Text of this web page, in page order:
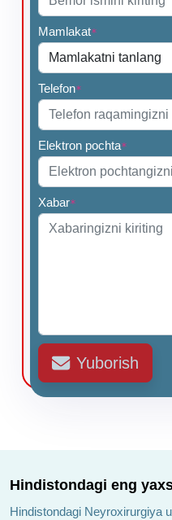
Mamlakat*
Telefon*
Elektron pochta*
Xabar*
Yuborish
Hindistondagi eng
Hindistondagi Neyroxirurgiya